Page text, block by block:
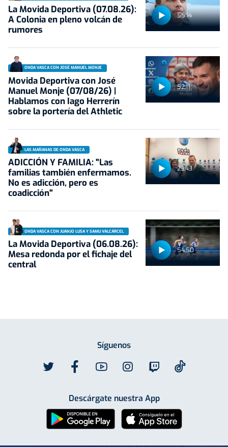
55:14
La Movida Deportiva (07.08.26):
A Colonia en pleno volcán de
rumores
52:11
ONDA VASCA CON JOSÉ MANUEL MONJE
Movida Deportiva con José
Manuel Monje (07/08/26) |
Hablamos con Iago Herrerín
sobre la portería del Athletic
23:43
LAS MAÑANAS DE ONDA VASCA
ADICCIÓN Y FAMILIA: "Las
familias también enfermamos.
No es adicción, pero es
coadicción"
54:50
ONDA VASCA CON JUANJO LUSA Y SAMU VALCÁRCEL
La Movida Deportiva (06.08.26):
Mesa redonda por el fichaje del
central
Síguenos
Descárgate nuestra App